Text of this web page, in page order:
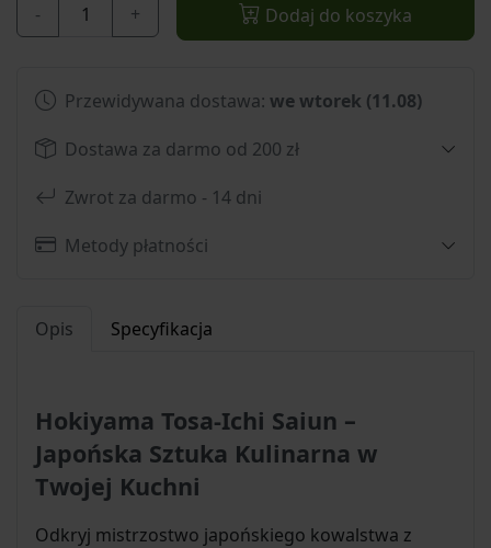
- + Dodaj do koszyka
Przewidywana dostawa: we wtorek (11.08)
Dostawa za darmo od 200 zł
Zwrot za darmo - 14 dni
Metody płatności
Opis Specyfikacja
Hokiyama Tosa-Ichi Saiun –
Japońska Sztuka Kulinarna w
Twojej Kuchni
Odkryj mistrzostwo japońskiego kowalstwa z